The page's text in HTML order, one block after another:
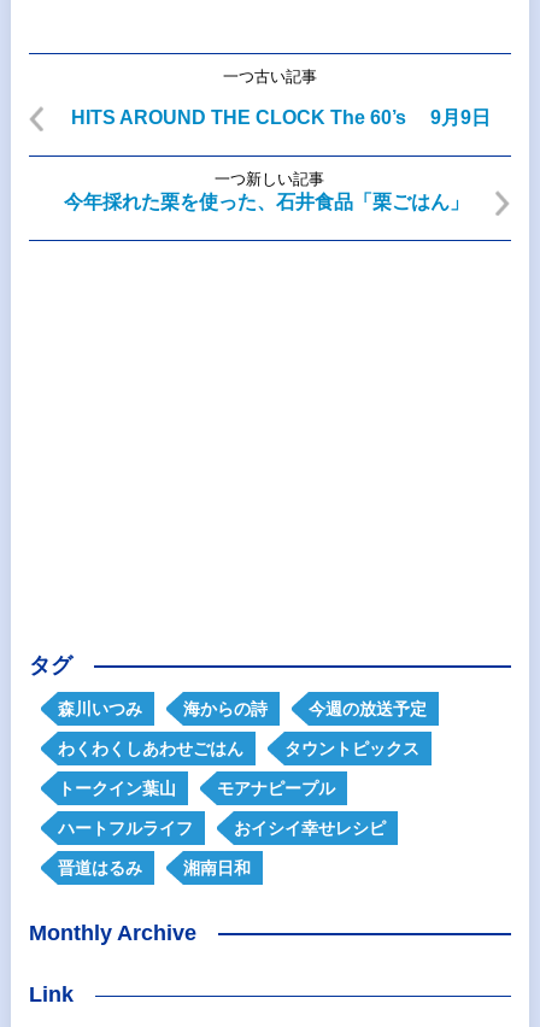
一つ古い記事
HITS AROUND THE CLOCK The 60’s 9月9日
一つ新しい記事
今年採れた栗を使った、石井食品「栗ごはん」
タグ
森川いつみ 海からの詩 今週の放送予定
わくわくしあわせごはん タウントピックス
トークイン葉山 モアナピープル
ハートフルライフ おイシイ幸せレシピ
晋道はるみ 湘南日和
Monthly Archive
Link